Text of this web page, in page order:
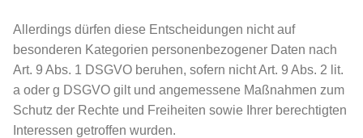
Allerdings dürfen diese Entscheidungen nicht auf
besonderen Kategorien personenbezogener Daten nach
Art. 9 Abs. 1 DSGVO beruhen, sofern nicht Art. 9 Abs. 2 lit.
a oder g DSGVO gilt und angemessene Maßnahmen zum
Schutz der Rechte und Freiheiten sowie Ihrer berechtigten
Interessen getroffen wurden.